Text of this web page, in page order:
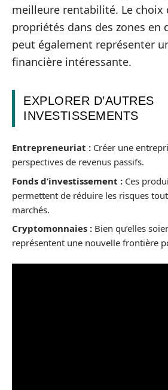
meilleure rentabilité. Le choix
propriétés dans des zones en
peut également représenter
financière intéressante.
EXPLORER D’AUTRES
INVESTISSEMENTS
Entrepreneuriat : Créer une
perspectives de revenus passifs.
Fonds d’investissement : Ces
permettent de réduire les risques
marchés.
Cryptomonnaies : Bien qu’elles
représentent une nouvelle frontière